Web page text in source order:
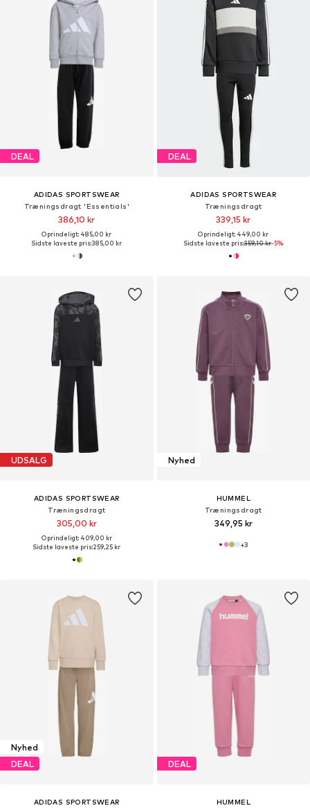
DEAL
ADIDAS SPORTSWEAR
Træningsdragt 'Essentials'
386,10 kr
Oprindeligt: 485,00 kr
Sidste laveste pris:385,00 kr
DEAL
ADIDAS SPORTSWEAR
Træningsdragt
339,15 kr
Oprindeligt: 449,00 kr
Sidste laveste pris:359,10 kr-5%
UDSALG
ADIDAS SPORTSWEAR
Træningsdragt
305,00 kr
Oprindeligt: 409,00 kr
Sidste laveste pris:259,25 kr
Nyhed
HUMMEL
Træningsdragt
349,95 kr
+3
Nyhed
DEAL
ADIDAS SPORTSWEAR
DEAL
HUMMEL